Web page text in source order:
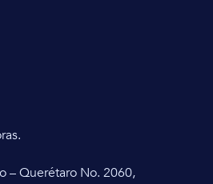
– Querétaro No. 2060,